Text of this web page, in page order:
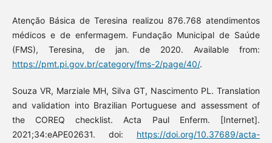
Atenção Básica de Teresina realizou 876.768 atendimentos
médicos e de enfermagem. Fundação Municipal de Saúde
(FMS), Teresina, de jan. de 2020. Available from:
https://pmt.pi.gov.br/category/fms-2/page/40/.
Souza VR, Marziale MH, Silva GT, Nascimento PL. Translation
and validation into Brazilian Portuguese and assessment of
the COREQ checklist. Acta Paul Enferm. [Internet].
2021;34:eAPE02631. doi: https://doi.org/10.37689/acta-